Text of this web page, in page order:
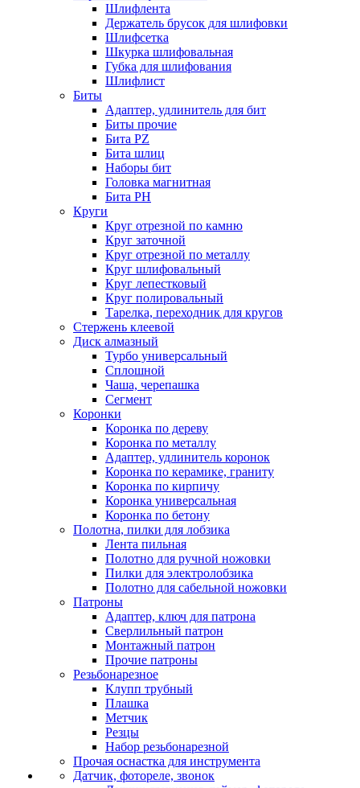
Шлифлента
Держатель брусок для шлифовки
Шлифсетка
Шкурка шлифовальная
Губка для шлифования
Шлифлист
Биты
Адаптер, удлинитель для бит
Биты прочие
Бита PZ
Бита шлиц
Наборы бит
Головка магнитная
Бита PH
Круги
Круг отрезной по камню
Круг заточной
Круг отрезной по металлу
Круг шлифовальный
Круг лепестковый
Круг полировальный
Тарелка, переходник для кругов
Стержень клеевой
Диск алмазный
Турбо универсальный
Сплошной
Чаша, черепашка
Сегмент
Коронки
Коронка по дереву
Коронка по металлу
Адаптер, удлинитель коронок
Коронка по керамике, граниту
Коронка по кирпичу
Коронка универсальная
Коронка по бетону
Полотна, пилки для лобзика
Лента пильная
Полотно для ручной ножовки
Пилки для электролобзика
Полотно для сабельной ножовки
Патроны
Адаптер, ключ для патрона
Сверлильный патрон
Монтажный патрон
Прочие патроны
Резьбонарезное
Клупп трубный
Плашка
Метчик
Резцы
Набор резьбонарезной
Прочая оснастка для инструмента
Датчик, фотореле, звонок